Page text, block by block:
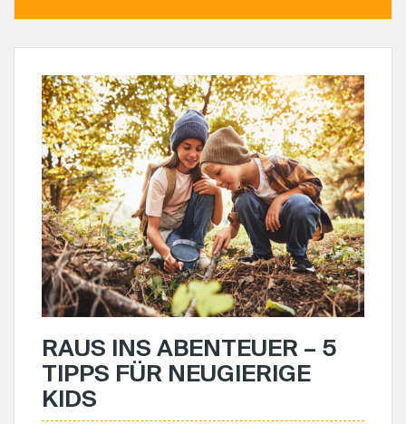
RAUS INS ABENTEUER – 5
TIPPS FÜR NEUGIERIGE
KIDS